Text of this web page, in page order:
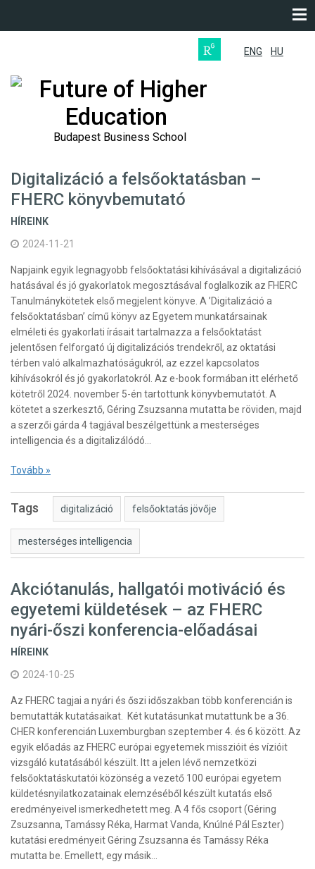
ENG HU
Future of Higher
Education
Budapest Business School
Digitalizáció a felsőoktatásban –
FHERC könyvbemutató
HÍREINK
2024-11-21
Napjaink egyik legnagyobb felsőoktatási kihívásával a digitalizáció
hatásával és jó gyakorlatok megosztásával foglalkozik az FHERC
Tanulmánykötetek első megjelent könyve. A ’Digitalizáció a
felsőoktatásban’ című könyv az Egyetem munkatársainak
elméleti és gyakorlati írásait tartalmazza a felsőoktatást
jelentősen felforgató új digitalizációs trendekről, az oktatási
térben való alkalmazhatóságukról, az ezzel kapcsolatos
kihívásokról és jó gyakorlatokról. Az e-book formában itt elérhető
kötetről 2024. november 5-én tartottunk könyvbemutatót. A
kötetet a szerkesztő, Géring Zsuzsanna mutatta be röviden, majd
a szerzői gárda 4 tagjával beszélgettünk a mesterséges
intelligencia és a digitalizálódó…
Tovább »
Tags digitalizáció felsőoktatás jövője
mesterséges intelligencia
Akciótanulás, hallgatói motiváció és
egyetemi küldetések – az FHERC
nyári-őszi konferencia-előadásai
HÍREINK
2024-10-25
Az FHERC tagjai a nyári és őszi időszakban több konferencián is
bemutatták kutatásaikat. Két kutatásunkat mutattunk be a 36.
CHER konferencián Luxemburgban szeptember 4. és 6 között. Az
egyik előadás az FHERC európai egyetemek misszióit és vízióit
vizsgáló kutatásából készült. Itt a jelen lévő nemzetközi
felsőoktatáskutatói közönség a vezető 100 európai egyetem
küldetésnyilatkozatainak elemzéséből készült kutatás első
eredményeivel ismerkedhetett meg. A 4 fős csoport (Géring
Zsuzsanna, Tamássy Réka, Harmat Vanda, Knúlné Pál Eszter)
kutatási eredményeit Géring Zsuzsanna és Tamássy Réka
mutatta be. Emellett, egy másik…